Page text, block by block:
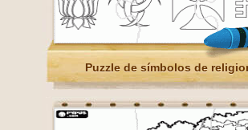
Puzzle de símbolos de